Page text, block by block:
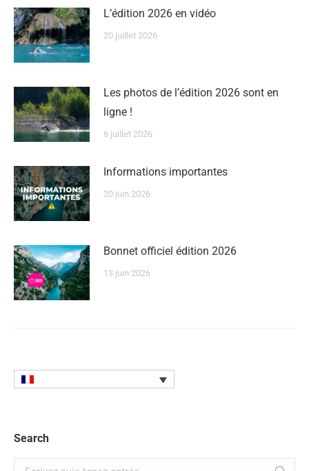
L’édition 2026 en vidéo
20 juillet 2026
Les photos de l’édition 2026 sont en
ligne !
6 juillet 2026
Informations importantes
20 juin 2026
Bonnet officiel édition 2026
13 juin 2026
Search